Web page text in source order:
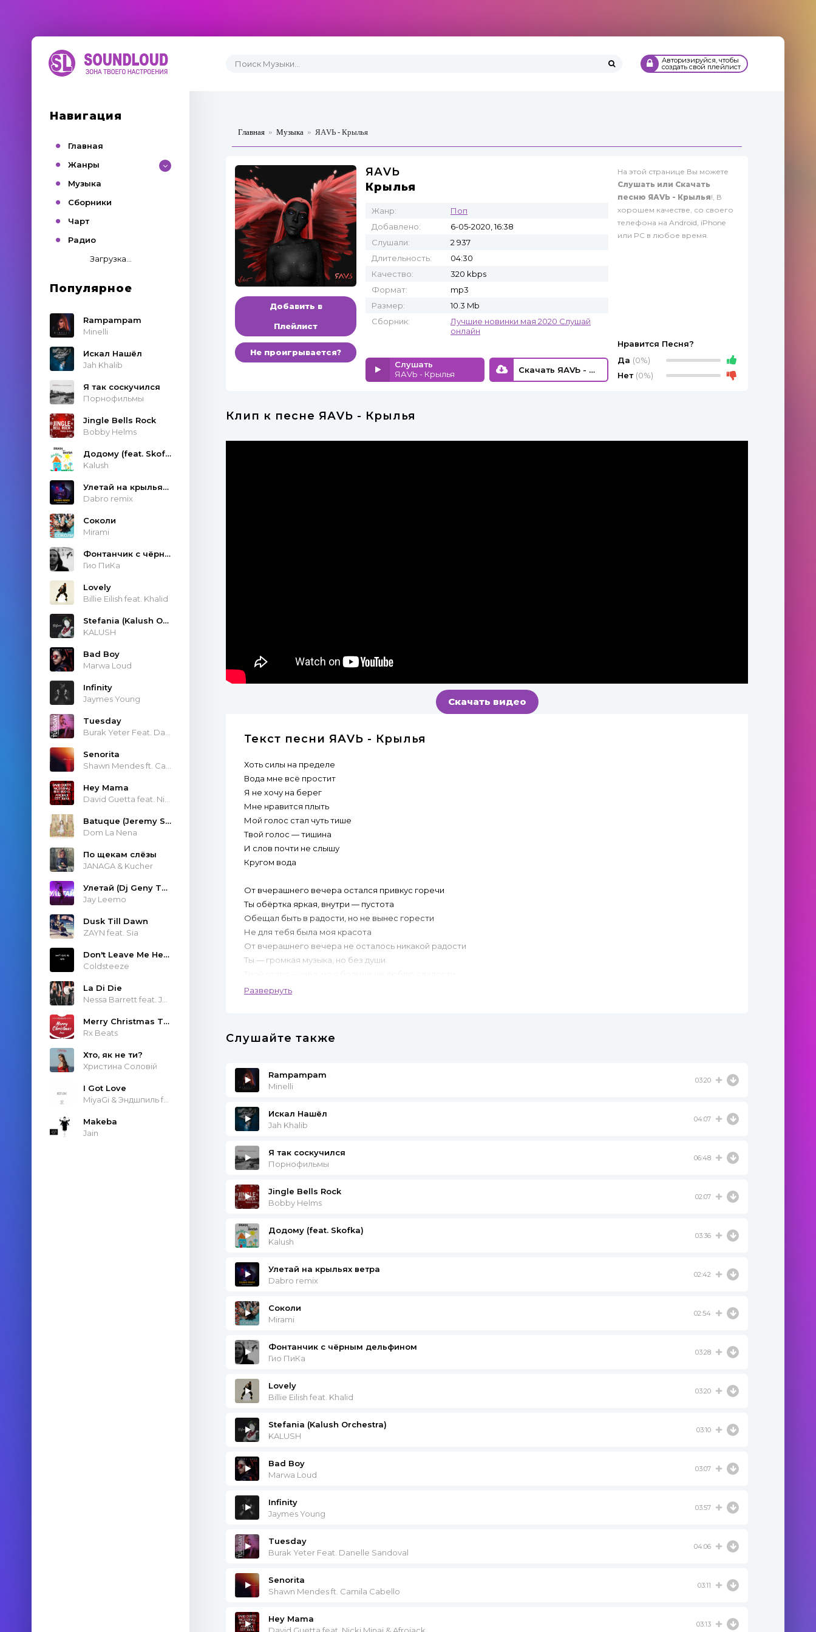
Навигация
Главная
Жанры
Музыка
Сборники
Чарт
Радио
Загрузка...
Популярное
Rampampam
Minelli
Искал Нашёл
Jah Khalib
Я так соскучился
Порнофильмы
Jingle Bells Rock
Bobby Helms
Додому (feat. Skofka)
Kalush
Улетай на крыльях ветра
Dabro remix
Соколи
Mirami
Фонтанчик с чёрным дельфином
Гио ПиКа
Lovely
Billie Eilish feat. Khalid
Stefania (Kalush Orchestra)
KALUSH
Bad Boy
Marwa Loud
Infinity
Jaymes Young
Tuesday
Senorita
Hey Mama
Batuque (Jeremy Sole & Atropolis Remix)
Dom La Nena
По щекам слёзы
JANAGA & Kucher
Улетай (Dj Geny Tur & Techno Project Remix)
Jay Leemo
Dusk Till Dawn
ZAYN feat. Sia
Don't Leave Me Here
Coldsteeze
La Di Die
Merry Christmas Trap
Rx Beats
Хто, як не ти?
Христина Соловій
I Got Love
MiyaGi & Эндшпиль feat. Рем Дигга
Makeba
Jain
Авторизируйся, чтобы
создать свой плейлист
Главная » Музыка » ЯАVЬ - Крылья
Добавить в
Плейлист
Не проигрывается?
ЯАVЬ
Крылья
Жанр:
Поп
Добавлено:
6-05-2020, 16:38
Слушали:
2 937
Длительность:
04:30
Качество:
320 kbps
Формат:
mp3
Размер:
10.3 Mb
Сборник:
Лучшие новинки мая 2020 Слушай
онлайн
Слушать
ЯАVЬ - Крылья
Скачать ЯАVЬ - Крылья
На этой странице Вы можете
Слушать или Скачать
песню ЯАVЬ - Крылья!, В
хорошем качестве, со своего
телефона на Android, iPhone
или PC в любое время.
Нравится Песня?
Да (0%)
Нет (0%)
Клип к песне ЯАVЬ - Крылья
Скачать видео
Текст песни ЯАVЬ - Крылья
Хоть силы на пределе
Вода мне всё простит
Я не хочу на берег
Мне нравится плыть
Мой голос стал чуть тише
Твой голос — тишина
И слов почти не слышу
Кругом вода
От вчерашнего вечера остался привкус горечи
Ты обёртка яркая, внутри — пустота
Обещал быть в радости, но не вынес горести
Не для тебя была моя красота
От вчерашнего вечера не осталось никакой радости
Ты — громкая музыка, но без души
Я бегу, а ты за мной не спеши
Мне быть сильной
Я не умела плавать
Сознание теряла
От слабости
И не могу простить
Из твоих рук бежала
До пропасти
Я устала от жалости, но ты жалил больно
Что бы ты не говорил, то и будет так
Никакой мне радости, а глупой гордости
До вчерашнего вечера мне уже как до Луны
Кто вспомнит прошлое, тот дурак
Моё небо чистое, мои мысли в такт
Не ломай, не ломай, не ломай
Мне быть сильной
Не мешай, не мешай
Мои крылья
Мне быть сильной
Не мешай, не мешай, не мешай, не мешай
Развернуть
Слушайте также
Rampampam
Minelli
03:20
Искал Нашёл
Jah Khalib
04:07
Я так соскучился
Порнофильмы
06:48
Jingle Bells Rock
Bobby Helms
02:07
Додому (feat. Skofka)
Kalush
03:36
Улетай на крыльях ветра
Dabro remix
02:42
Соколи
Mirami
02:54
Фонтанчик с чёрным дельфином
Гио ПиКа
03:28
Lovely
Billie Eilish feat. Khalid
03:20
Stefania (Kalush Orchestra)
KALUSH
03:10
Bad Boy
Marwa Loud
03:07
Infinity
Jaymes Young
03:57
Tuesday
Burak Yeter Feat. Danelle Sandoval
04:06
Senorita
Shawn Mendes ft. Camila Cabello
03:11
Hey Mama
David Guetta feat. Nicki Minaj & Afrojack
03:13